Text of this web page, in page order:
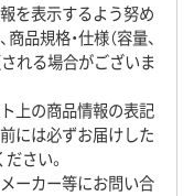
を表示するよう努め
品規格・仕様（容量、
される場合がございま
上の商品情報の表記
には必ずお届けした
さい。
ーカー等にお問い合